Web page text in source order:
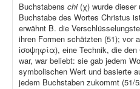
Buchstabens chi (χ) wurde
Buchstabe des Wortes Christus
erwähnt B. die
ihren Formen schätzten (51); vor
ἰσοψηφία), eine Technik, die
war, war beliebt: sie gab jedem
symbolischen Wert und basierte
jedem Buchstaben zukommt (51/